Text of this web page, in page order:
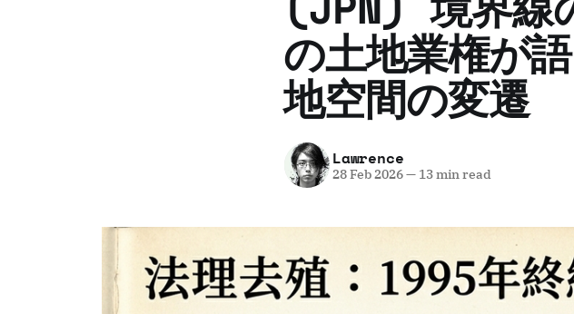
の土地業権が
地空間の変遷
Lawrence
28 Feb 2026—13 min read